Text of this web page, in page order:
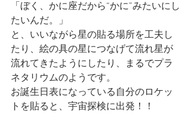
「ぼく、かに座だから“かに”みたいにし
たいんだ。」
と、いいながら星の貼る場所を工夫し
たり、絵の具の星につなげて流れ星が
流れてきたようにしたり、まるでプラ
ネタリウムのようです。
お誕生日表になっている自分のロケッ
トを貼ると、宇宙探検に出発！！